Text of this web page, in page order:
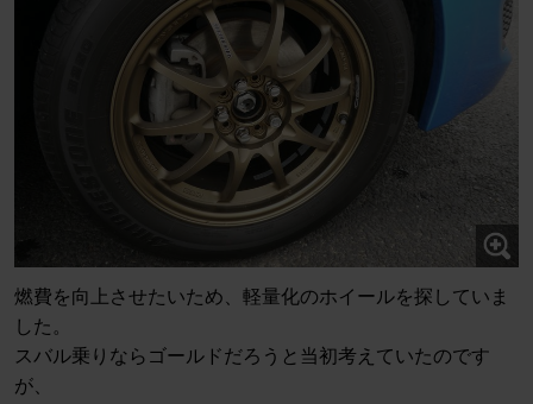
燃費を向上させたいため、軽量化のホイールを探していま
した。
スバル乗りならゴールドだろうと当初考えていたのです
が、